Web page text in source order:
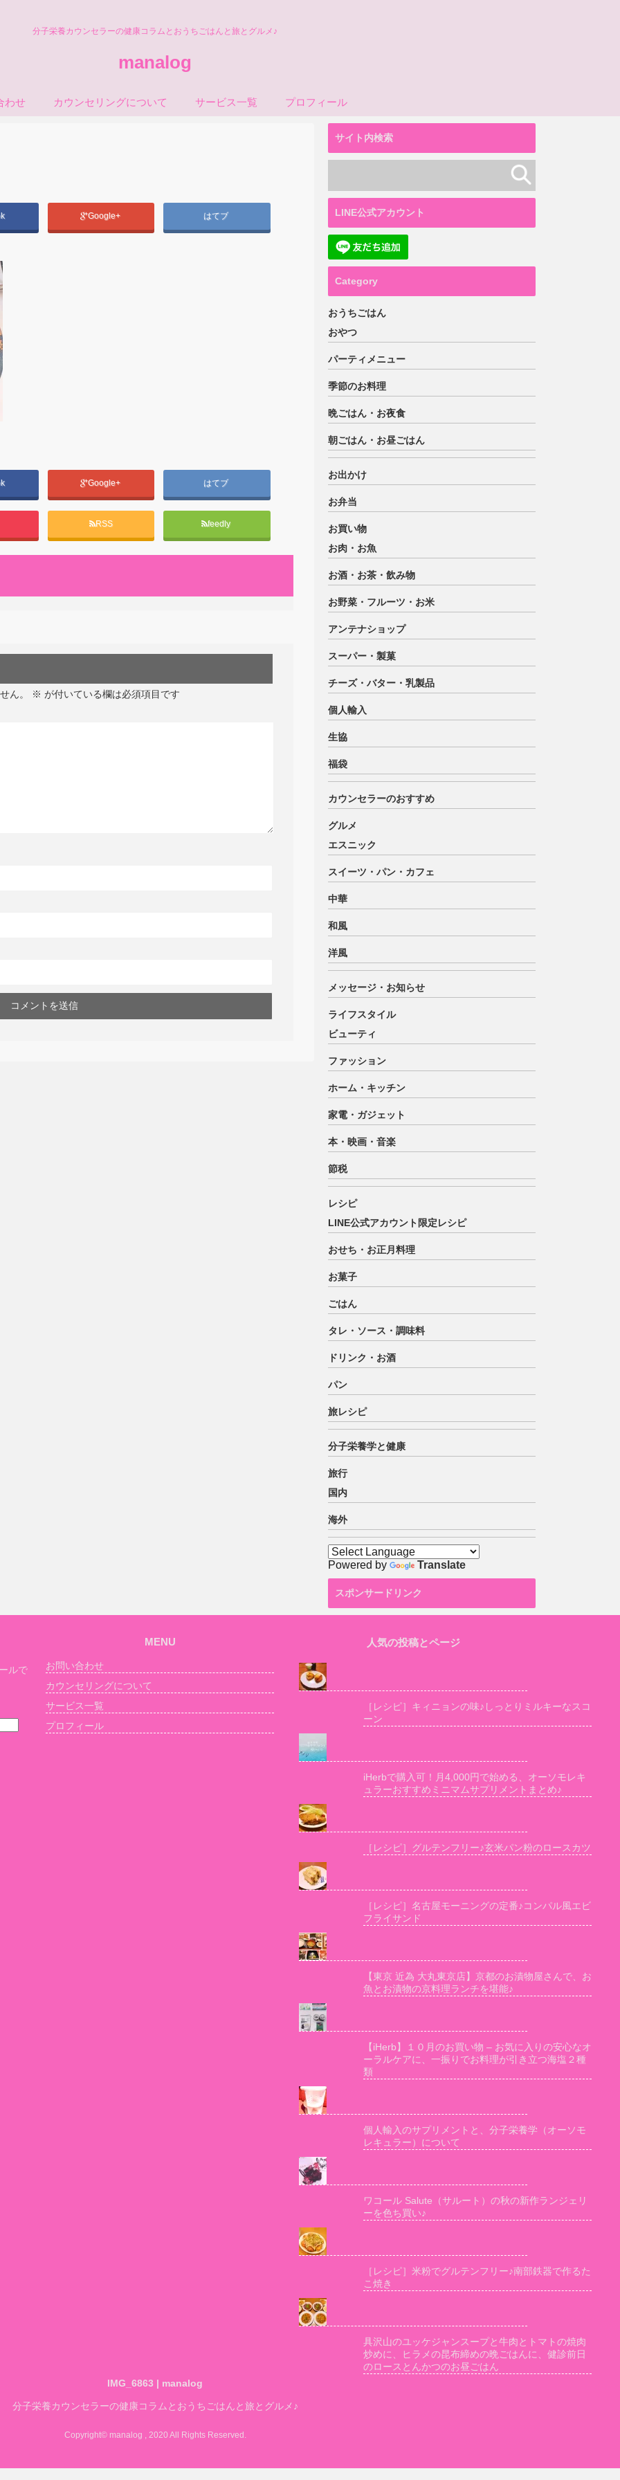
分子栄養カウンセラーの健康コラムとおうちごはんと旅とグルメ♪
manalog
わせ カウンセリングについて サービス一覧 プロフィール
Google+ はてブ
Google+ はてブ
RSS feedly
ん。 ※ が付いている欄は必須項目です
サイト内検索
LINE公式アカウント
Category
おうちごはん
おやつ
パーティメニュー
季節のお料理
晩ごはん・お夜食
朝ごはん・お昼ごはん
お出かけ
お弁当
お買い物
お肉・お魚
お酒・お茶・飲み物
お野菜・フルーツ・お米
アンテナショップ
スーパー・製菓
チーズ・バター・乳製品
個人輸入
生協
福袋
カウンセラーのおすすめ
グルメ
エスニック
スイーツ・パン・カフェ
中華
和風
洋風
メッセージ・お知らせ
ライフスタイル
ビューティ
ファッション
ホーム・キッチン
家電・ガジェット
本・映画・音楽
節税
レシピ
LINE公式アカウント限定レシピ
おせち・お正月料理
お菓子
ごはん
タレ・ソース・調味料
ドリンク・お酒
パン
旅レシピ
分子栄養学と健康
旅行
国内
海外
Powered by Translate
スポンサードリンク
ルで
MENU
お問い合わせ
カウンセリングについて
サービス一覧
プロフィール
人気の投稿とページ
［レシピ］キィニョンの味♪しっとりミルキーなスコ
ーン
iHerbで購入可！月4,000円で始める、オーソモレキ
ュラーおすすめミニマムサプリメントまとめ♪
［レシピ］グルテンフリー♪玄米パン粉のロースカツ
［レシピ］名古屋モーニングの定番♪コンパル風エビ
フライサンド
【東京 近為 大丸東京店】京都のお漬物屋さんで、お
魚とお漬物の京料理ランチを堪能♪
【iHerb】１０月のお買い物 – お気に入りの安心なオ
ーラルケアに、一振りでお料理が引き立つ海塩２種
類
個人輸入のサプリメントと、分子栄養学（オーソモ
レキュラー）について
ワコール Salute（サルート）の秋の新作ランジェリ
ーを色ち買い♪
［レシピ］米粉でグルテンフリー♪南部鉄器で作るた
こ焼き
具沢山のユッケジャンスープと牛肉とトマトの焼肉
炒めに、ヒラメの昆布締めの晩ごはんに、健診前日
のロースとんかつのお昼ごはん
IMG_6863 | manalog
分子栄養カウンセラーの健康コラムとおうちごはんと旅とグルメ♪
Copyright© manalog , 2020 All Rights Reserved.